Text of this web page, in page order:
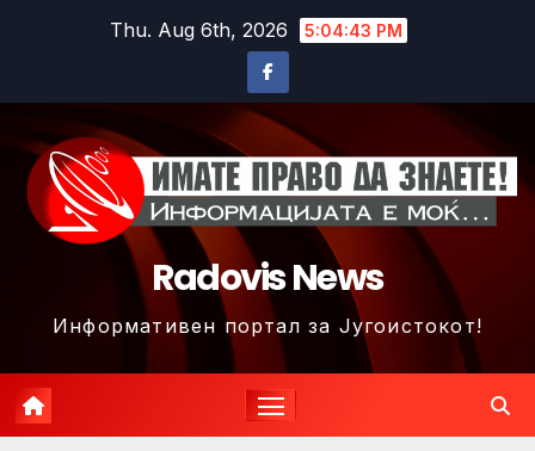
Thu. Aug 6th, 2026 5:04:46 PM
Radovis News
Информативен портал за Југоистокот!